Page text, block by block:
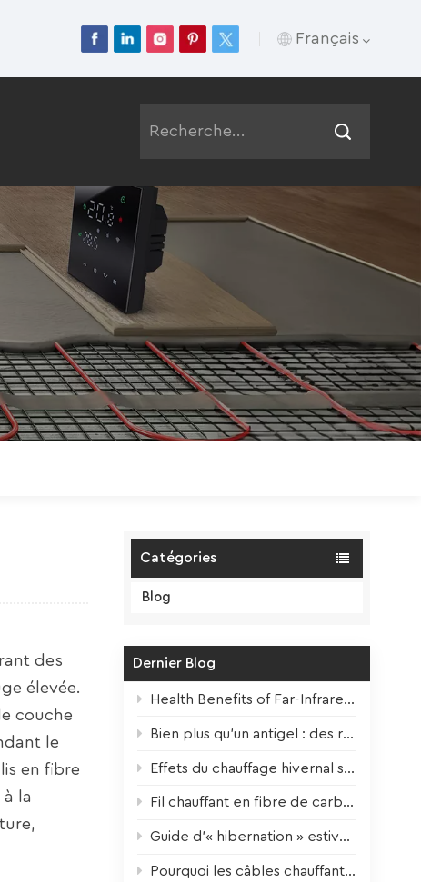
Français
Русский
Español
Português
Polski
Catégories
Blog
Dernier Blog
Health Benefits of Far-Infrared Underfloor Heating
Bien plus qu'un antigel : des rubans chauffants pour toutes les saisons
Effets du chauffage hivernal sur les plantes d'intérieur + Conseils de survie
Fil chauffant en fibre de carbone – Noyau haute performance pour chauffage au sol électrique moderne
Guide d’« hibernation » estivale pour les appareils de chauffage : entretien scientifique pour une performance optimale l’hiver prochain
Pourquoi les câbles chauffants durent-ils 3 fois plus longtemps ? Le facteur clé enfin révélé !
des
élevée.
couche
le
en fibre
la